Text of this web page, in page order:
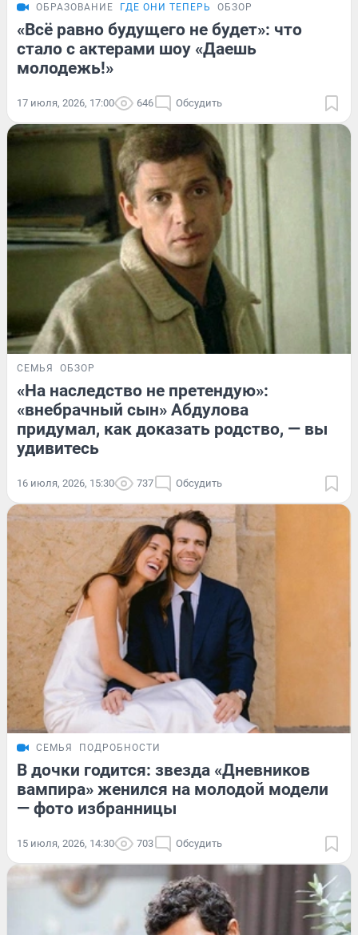
ОБРАЗОВАНИЕ ГДЕ ОНИ ТЕПЕРЬ ОБЗОР
«Всё равно будущего не будет»: что
стало с актерами шоу «Даешь
молодежь!»
17 июля, 2026, 17:00 646 Обсудить
СЕМЬЯ ОБЗОР
«На наследство не претендую»:
«внебрачный сын» Абдулова
придумал, как доказать родство, — вы
удивитесь
16 июля, 2026, 15:30 737 Обсудить
СЕМЬЯ ПОДРОБНОСТИ
В дочки годится: звезда «Дневников
вампира» женился на молодой модели
— фото избранницы
15 июля, 2026, 14:30 703 Обсудить